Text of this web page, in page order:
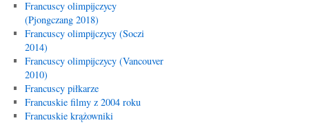
Francuscy olimpijczycy
(Pjongczang 2018)
Francuscy olimpijczycy (Soczi
2014)
Francuscy olimpijczycy (Vancouver
2010)
Francuscy piłkarze
Francuskie filmy z 2004 roku
Francuskie krążowniki